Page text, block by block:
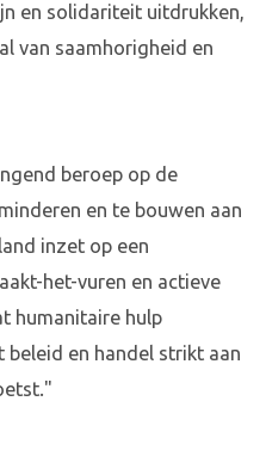
en solidariteit uitdrukken,
van saamhorigheid en
beroep op de
en te bouwen aan
inzet op een
het-vuren en actieve
humanitaire hulp
en handel strikt aan